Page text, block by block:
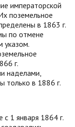
императорской
поземельное
в 1863 г.
по отмене
указом.
г.
наделами,
только в 1886 г.
1 января 1864 г.